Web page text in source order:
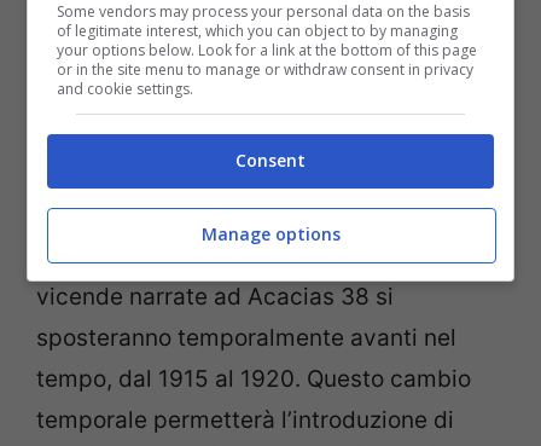
questa settimana di programmazione
televisiva scopriremo nuovi dettagli,
fondamentali per il quadro finale.
spoiler sulle puntate
giàandate in onda in Spagna, scopriremo
che nel corso della puntata1403le
vicende narrate ad Acacias 38 si
sposteranno temporalmente avanti nel
tempo, dal 1915 al 1920. Questo cambio
temporale permetterà l’introduzione di
Some vendors may process your personal data on the basis
of legitimate interest, which you can object to by managing
your options below. Look for a link at the bottom of this page
or in the site menu to manage or withdraw consent in privacy
and cookie settings.
Consent
Manage options